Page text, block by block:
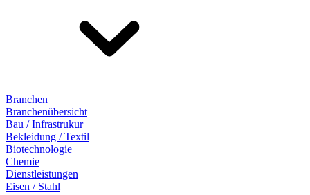
Branchen
Branchenübersicht
Bau / Infrastrukur
Bekleidung / Textil
Biotechnologie
Chemie
Dienstleistungen
Eisen / Stahl